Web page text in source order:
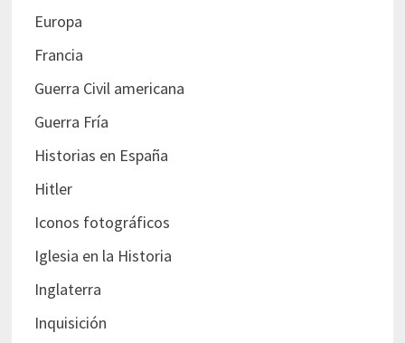
Europa
Francia
Guerra Civil americana
Guerra Fría
Historias en España
Hitler
Iconos fotográficos
Iglesia en la Historia
Inglaterra
Inquisición